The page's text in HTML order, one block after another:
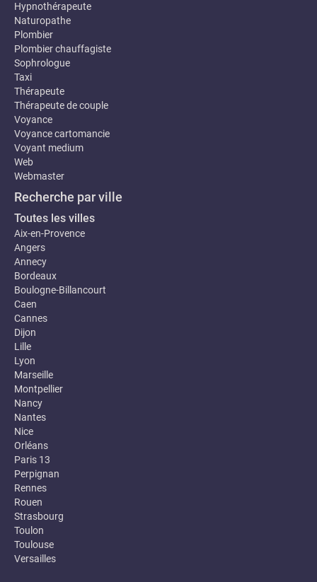
Hypnothérapeute
Naturopathe
Plombier
Plombier chauffagiste
Sophrologue
Taxi
Thérapeute
Thérapeute de couple
Voyance
Voyance cartomancie
Voyant medium
Web
Webmaster
Recherche par ville
Toutes les villes
Aix-en-Provence
Angers
Annecy
Bordeaux
Boulogne-Billancourt
Caen
Cannes
Dijon
Lille
Lyon
Marseille
Montpellier
Nancy
Nantes
Nice
Orléans
Paris 13
Perpignan
Rennes
Rouen
Strasbourg
Toulon
Toulouse
Versailles